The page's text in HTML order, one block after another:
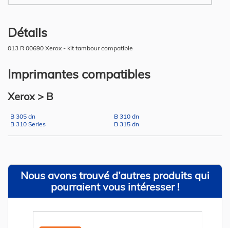
Détails
013 R 00690 Xerox - kit tambour compatible
Imprimantes compatibles
Xerox > B
B 305 dn
B 310 dn
B 310 Series
B 315 dn
Nous avons trouvé d’autres produits qui
pourraient vous intéresser !